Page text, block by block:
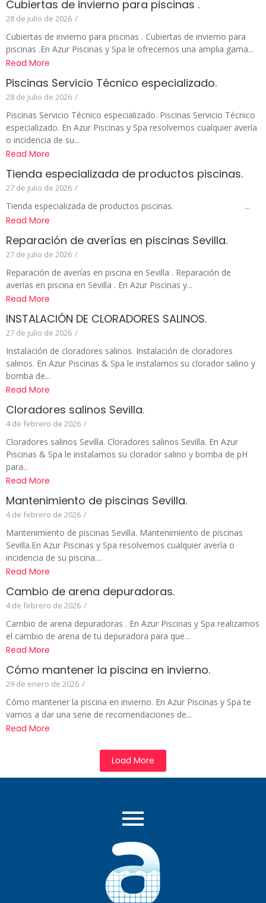
Cubiertas de invierno para piscinas .
28 de julio de 2026 /
Cubiertas de invierno para piscinas . Cubiertas de invierno para
piscinas .En Azur Piscinas y Spa le ofrecemos una amplia gama...
Read More
Piscinas Servicio Técnico especializado.
28 de julio de 2026 /
Piscinas Servicio Técnico especializado. Piscinas Servicio Técnico
especializado. En Azur Piscinas y Spa resolvemos cualquier avería
o incidencia de su...
Read More
Tienda especializada de productos piscinas.
27 de julio de 2026 /
Tienda especializada de productos piscinas. ...
Read More
Reparación de averías en piscinas Sevilla.
27 de julio de 2026 /
Reparación de averías en piscina en Sevilla . Reparación de
averías en piscina en Sevilla . En Azur Piscinas y...
Read More
INSTALACIÓN DE CLORADORES SALINOS.
27 de julio de 2026 /
Instalación de cloradores salinos. Instalación de cloradores
salinos. En Azur Piscinas & Spa le instalamos su clorador salino y
bomba de...
Read More
Cloradores salinos Sevilla.
4 de febrero de 2026 /
Cloradores salinos Sevilla. Cloradores salinos Sevilla. En Azur
Piscinas & Spa le instalamos su clorador salino y bomba de pH
para...
Read More
Mantenimiento de piscinas Sevilla.
4 de febrero de 2026 /
Mantenimiento de piscinas Sevilla. Mantenimiento de piscinas
Sevilla.En Azur Piscinas y Spa resolvemos cualquier avería o
incidencia de su piscina....
Read More
Cambio de arena depuradoras.
4 de febrero de 2026 /
Cambio de arena depuradoras . En Azur Piscinas y Spa realizamos
el cambio de arena de tu depuradora para que...
Read More
Cómo mantener la piscina en invierno.
29 de enero de 2026 /
Cómo mantener la piscina en invierno. En Azur Piscinas y Spa te
vamos a dar una serie de recomendaciones de...
Read More
Load More